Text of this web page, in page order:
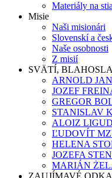
Materiály na
Misie
Naši misionári
Slovenskí a
Naše osobnosti
Z misií
SVÄTÍ,
ARNOLD
JOZEF
GREGOR
STANISLAV
ALOIZ
ĽUDOVÍT
HELENA
JOZEFA
MARIÁN